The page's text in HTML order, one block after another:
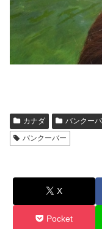
カナダ バンクー
バンクーバー
X
Pocket